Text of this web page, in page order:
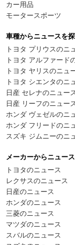
カー用品
モータースポーツ
車種からニュースを
トヨタ プリウスのニ
トヨタ アルファード
トヨタ ヤリスのニュ
トヨタ シエンタのニ
日産 セレナのニュー
日産 リーフのニュー
ホンダ ヴェゼルのニ
ホンダ フリードのニ
スズキ ジムニーのニ
メーカーからニュー
トヨタのニュース
レクサスのニュース
日産のニュース
ホンダのニュース
三菱のニュース
マツダのニュース
スバルのニュース